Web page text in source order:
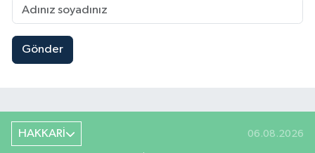
Gönder
HAKKARİ 06.08.2026